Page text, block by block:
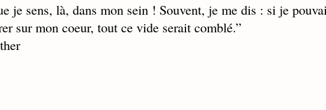
je sens, là, dans mon sein ! Souvent, je me dis : si je
sur mon coeur, tout ce vide serait comblé.”